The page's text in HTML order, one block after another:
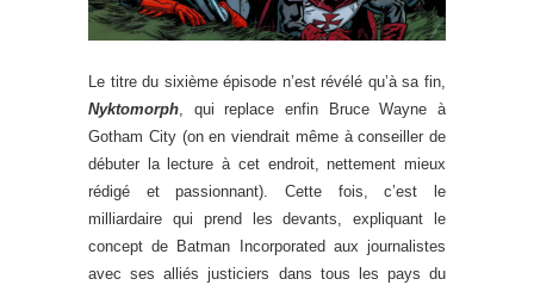
Le titre du sixième épisode n’est révélé qu’à sa fin,
Nyktomorph, qui replace enfin Bruce Wayne à
Gotham City (on en viendrait même à conseiller de
débuter la lecture à cet endroit, nettement mieux
rédigé et passionnant). Cette fois, c’est le
milliardaire qui prend les devants, expliquant le
concept de Batman Incorporated aux journalistes
avec ses alliés justiciers dans tous les pays du